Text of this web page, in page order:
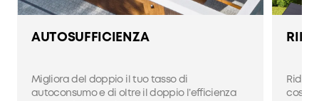
AUTOSUFFICIENZA
Migliora del doppio il tuo tasso di
autoconsumo e di oltre il doppio l’efficienza
costi